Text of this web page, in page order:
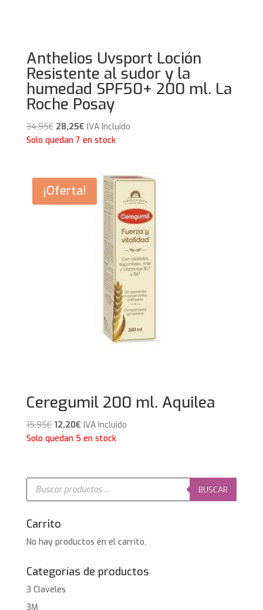
Anthelios Uvsport Loción
Resistente al sudor y la
humedad SPF50+ 200 ml. La
Roche Posay
34,95€ El
precio
34,95€.
28,25€El
precio
28,25€.
IVA Incluido
Solo quedan 7 en stock
¡Oferta!
Ceregumil 200 ml. Aquilea
15,95€ El
precio
15,95€.
12,20€El
precio
12,20€.
IVA Incluido
Solo quedan 5 en stock
Búsqueda
productos
BUSCAR
Carrito
No hay productos en el carrito.
Categorías de productos
3 Claveles
3M